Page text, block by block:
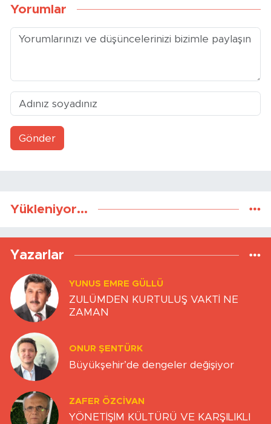
Yorumlar
Gönder
Yükleniyor...
Yazarlar
YUNUS EMRE GÜLLÜ
ZULÜMDEN KURTULUŞ VAKTİ NE
ZAMAN
ONUR ŞENTÜRK
Büyükşehir’de dengeler değişiyor
ZAFER ÖZCIVAN
YÖNETİŞİM KÜLTÜRÜ VE KARŞILIKLI